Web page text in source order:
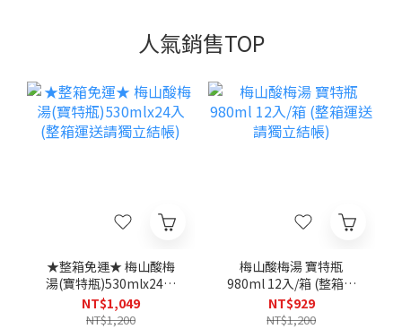
人氣銷售TOP
★整箱免運★ 梅山酸梅
湯(寶特瓶)530mlx24入
(整箱運送請獨立結帳)
NT$1,049
NT$1,200
梅山酸梅湯 寶特瓶
980ml 12入/箱 (整箱運
送請獨立結帳)
NT$929
NT$1,200